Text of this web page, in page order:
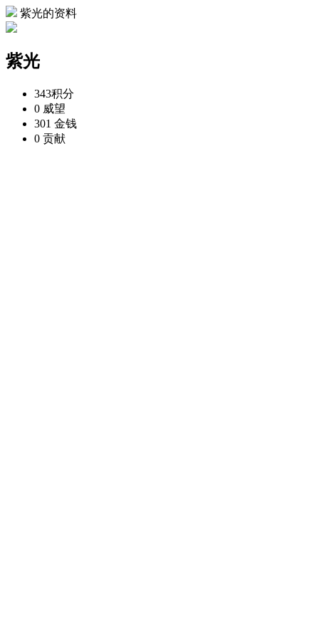
紫光的资料
紫光
343积分
0 威望
301 金钱
0 贡献